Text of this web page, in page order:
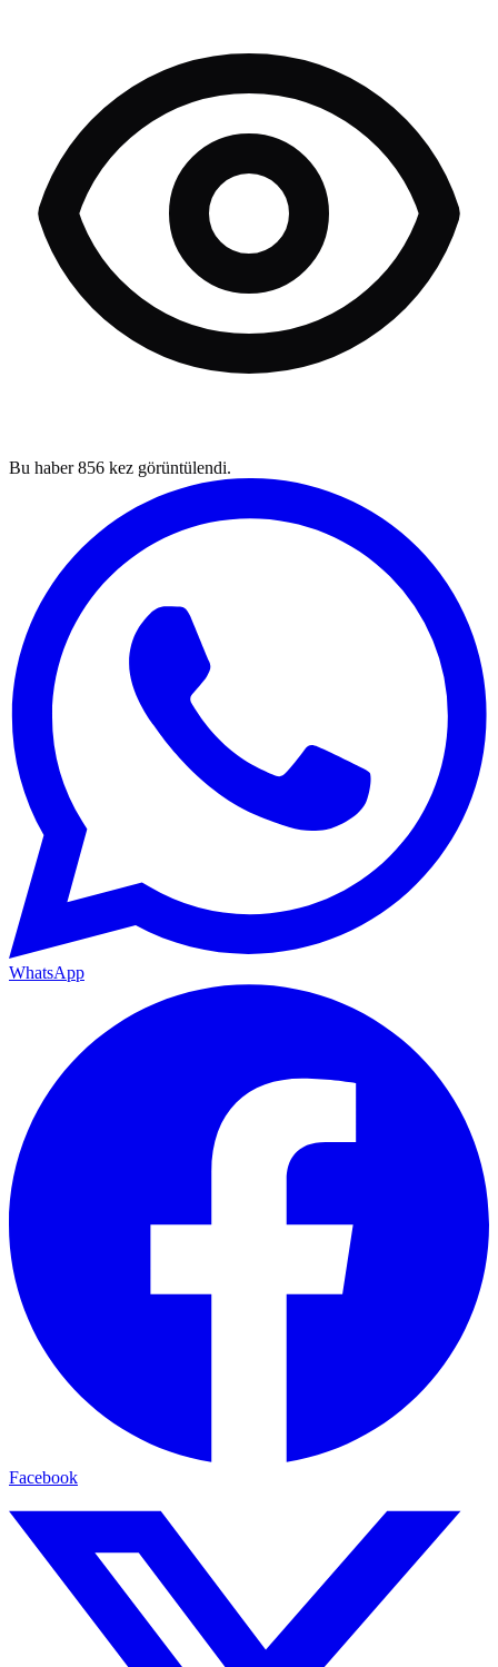
Bu haber856 kez görüntülendi.
WhatsApp
Facebook